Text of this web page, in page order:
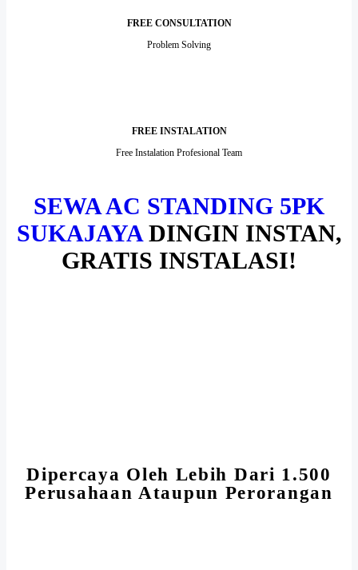
FREE CONSULTATION
Problem Solving
FREE INSTALATION
Free Instalation Profesional Team
SEWA AC STANDING 5PK
SUKAJAYADINGIN INSTAN,
GRATIS INSTALASI!
Dipercaya Oleh Lebih Dari 1.500
Perusahaan Ataupun Perorangan